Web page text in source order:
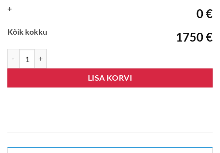
+ 0 €
Kõik kokku 1750 €
LISA KORVI